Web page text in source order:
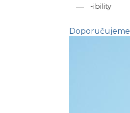
— -ibility
Doporučujeme